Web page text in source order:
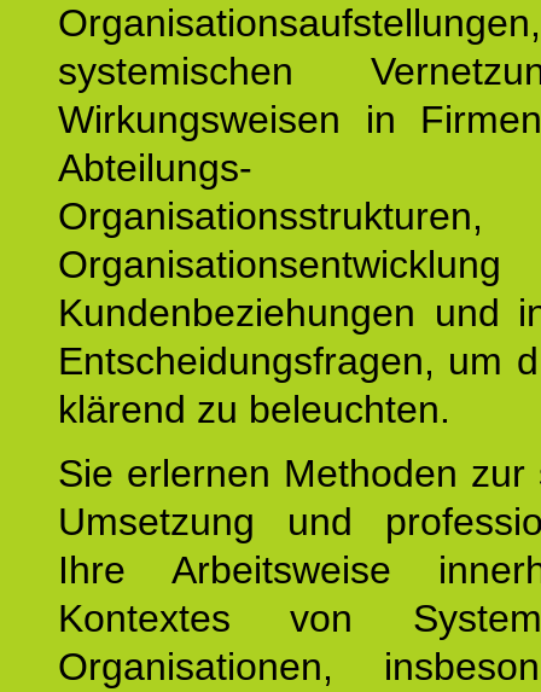
systemischen
Wirkungsweisen in
Abteilungs-
Kundenbeziehungen und
Entscheidungsfragen, um
klärend zu beleuchten.
Sie erlernen Methoden zur
Umsetzung und
Ihre Arbeitsweise
Kontextes von
Organisationen,